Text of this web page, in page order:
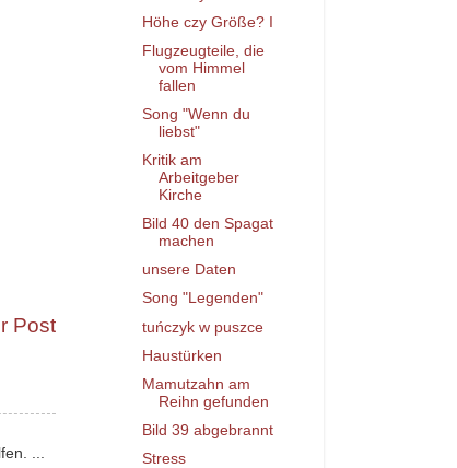
Post
...
Höhe czy Größe? I
Flugzeugteile, die
vom Himmel
fallen
Song "Wenn du
liebst"
Kritik am
Arbeitgeber
Kirche
Bild 40 den Spagat
machen
unsere Daten
Song "Legenden"
tuńczyk w puszce
Haustürken
Mamutzahn am
Reihn gefunden
Bild 39 abgebrannt
Stress